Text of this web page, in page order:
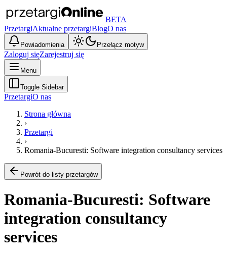
BETA
PrzetargiAktualne przetargiBlogO nas
Powiadomienia Przełącz motyw
Zaloguj sięZarejestruj się
Menu
Toggle Sidebar
PrzetargiO nas
Strona główna
›
Przetargi
›
Romania-Bucuresti: Software integration consultancy services
Powrót do listy przetargów
Romania-Bucuresti: Software
integration consultancy
services